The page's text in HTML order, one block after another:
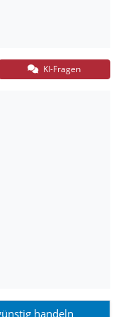
KI-Fragen
handeln